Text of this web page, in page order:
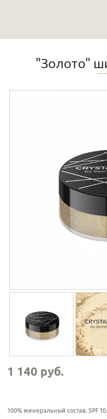
"Золото"
1 140 руб.
100% минеральный состав. SPF